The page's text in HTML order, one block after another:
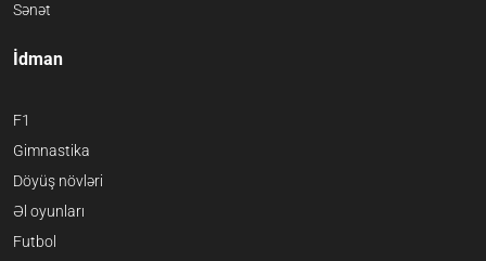
Sənət
İdman
F1
Gimnastika
Döyüş növləri
Əl oyunları
Futbol